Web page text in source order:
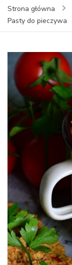
Strona główna
Pasty do pieczywa